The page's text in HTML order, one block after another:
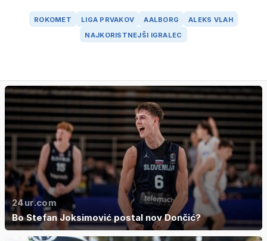
ROKOMET LIGA PRVAKOV AALBORG
ALEKS VLAH
NAJKORISTNEJŠI IGRALEC
24ur.com
Bo Stefan Joksimović postal nov Dončić?